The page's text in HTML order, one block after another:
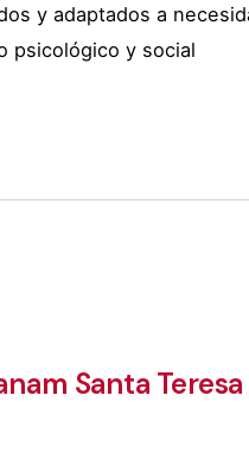
y adaptados a
psicológico y social
Santa Teresa